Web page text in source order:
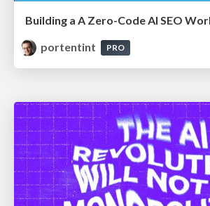
Building a A Zero-Code AI SEO
portentint
PRO